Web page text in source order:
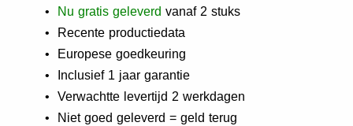
• N u gratis geleverd vanaf 2 stuks
• Recente productiedata
• Europese goedkeuring
• Inclusief 1 jaar garantie
• Verwachtte levertijd 2 werkdagen
• Niet goed geleverd = geld terug